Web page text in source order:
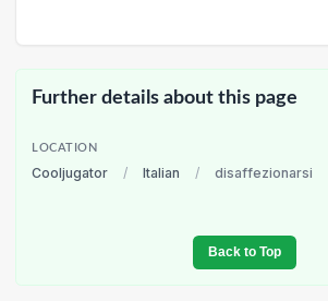
Further details about this page
LOCATION
Cooljugator / Italian / disaffezionarsi
Back to Top